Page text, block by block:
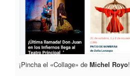
¡Pincha el «Collage» de Michel Royo!